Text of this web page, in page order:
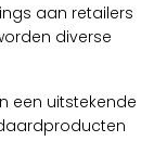
aan retailers
diverse
een uitstekende